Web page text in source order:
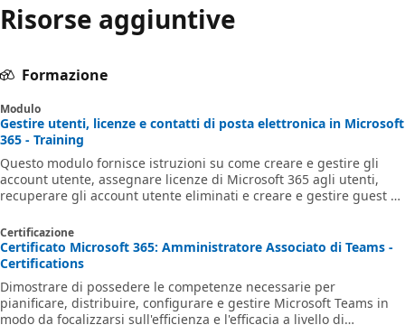
Risorse aggiuntive
Formazione
Modulo
Gestire utenti, licenze e contatti di posta elettronica in Microsoft
365 - Training
Questo modulo fornisce istruzioni su come creare e gestire gli
account utente, assegnare licenze di Microsoft 365 agli utenti,
recuperare gli account utente eliminati e creare e gestire guest e
Certificazione
Certificato Microsoft 365: Amministratore Associato di Teams -
Certifications
Dimostrare di possedere le competenze necessarie per
pianificare, distribuire, configurare e gestire Microsoft Teams in
modo da focalizzarsi sull'efficienza e l'efficacia a livello di